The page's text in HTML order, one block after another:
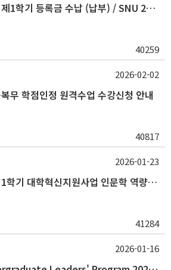
(2/20~) 2026학년도 제1학기 등록금 수납 (납부) / SNU 26-1 Tuition fee payment notice
40259
무 학점인정 원격수업 수강신청 안내
40817
2026-02-02
(~1/30) 2026학년도 1학기 대학혁신지원사업 인문학 역량강화 학업지원금 지원 선발 안내(학·석·박사)
41284
2026-01-23
2026-01-16